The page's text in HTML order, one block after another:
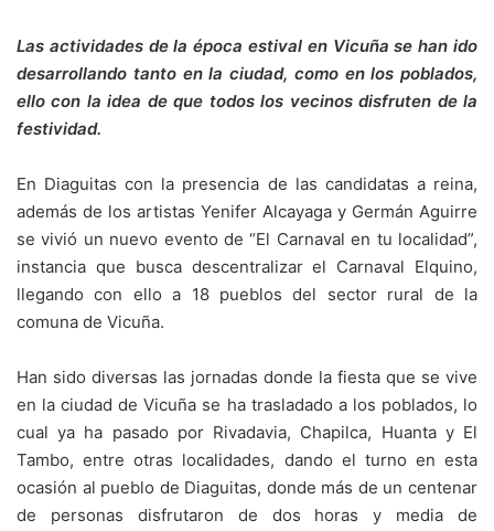
Las actividades de la época estival en Vicuña se han ido
desarrollando tanto en la ciudad, como en los poblados,
ello con la idea de que todos los vecinos disfruten de la
festividad.
En Diaguitas con la presencia de las candidatas a reina,
además de los artistas Yenifer Alcayaga y Germán Aguirre
se vivió un nuevo evento de “El Carnaval en tu localidad”,
instancia que busca descentralizar el Carnaval Elquino,
llegando con ello a 18 pueblos del sector rural de la
comuna de Vicuña.
Han sido diversas las jornadas donde la fiesta que se vive
en la ciudad de Vicuña se ha trasladado a los poblados, lo
cual ya ha pasado por Rivadavia, Chapilca, Huanta y El
Tambo, entre otras localidades, dando el turno en esta
ocasión al pueblo de Diaguitas, donde más de un centenar
de personas disfrutaron de dos horas y media de